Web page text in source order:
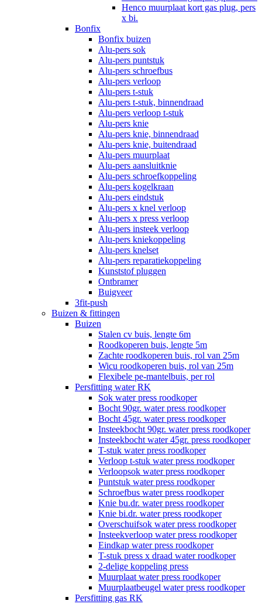
Henco muurplaat kort gas plug, pers
x bi.
Bonfix
Bonfix buizen
Alu-pers sok
Alu-pers puntstuk
Alu-pers schroefbus
Alu-pers verloop
Alu-pers t-stuk
Alu-pers t-stuk, binnendraad
Alu-pers verloop t-stuk
Alu-pers knie
Alu-pers knie, binnendraad
Alu-pers knie, buitendraad
Alu-pers muurplaat
Alu-pers aansluitknie
Alu-pers schroefkoppeling
Alu-pers kogelkraan
Alu-pers eindstuk
Alu-pers x knel verloop
Alu-pers x press verloop
Alu-pers insteek verloop
Alu-pers kniekoppeling
Alu-pers knelset
Alu-pers reparatiekoppeling
Kunststof pluggen
Ontbramer
Buigveer
3fit-push
Buizen & fittingen
Buizen
Stalen cv buis, lengte 6m
Roodkoperen buis, lengte 5m
Zachte roodkoperen buis, rol van 25m
Wicu roodkoperen buis, rol van 25m
Flexibele pe-mantelbuis, per rol
Persfitting water RK
Sok water press roodkoper
Bocht 90gr. water press roodkoper
Bocht 45gr. water press roodkoper
Insteekbocht 90gr. water press roodkoper
Insteekbocht water 45gr. press roodkoper
T-stuk water press roodkoper
Verloop t-stuk water press roodkoper
Verloopsok water press roodkoper
Puntstuk water press roodkoper
Schroefbus water press roodkoper
Knie bu.dr. water press roodkoper
Knie bi.dr. water press roodkoper
Overschuifsok water press roodkoper
Insteekverloop water press roodkoper
Eindkap water press roodkoper
T-stuk press x draad water roodkoper
2-delige koppeling press
Muurplaat water press roodkoper
Muurplaatbeugel water press roodkoper
Persfitting gas RK